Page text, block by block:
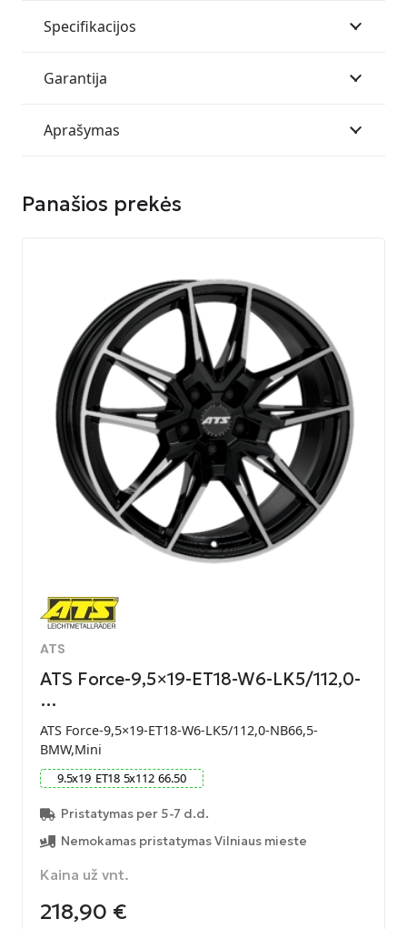
Specifikacijos
Garantija
Aprašymas
Panašios prekės
ATS
ATS Force-9,5×19-ET18-W6-LK5/112,0-
…
ATS Force-9,5×19-ET18-W6-LK5/112,0-NB66,5-
BMW,Mini
9.5x19 ET18 5x112 66.50
Pristatymas per 5-7 d.d.
Nemokamas pristatymas Vilniaus mieste
Kaina už vnt.
218,90 €